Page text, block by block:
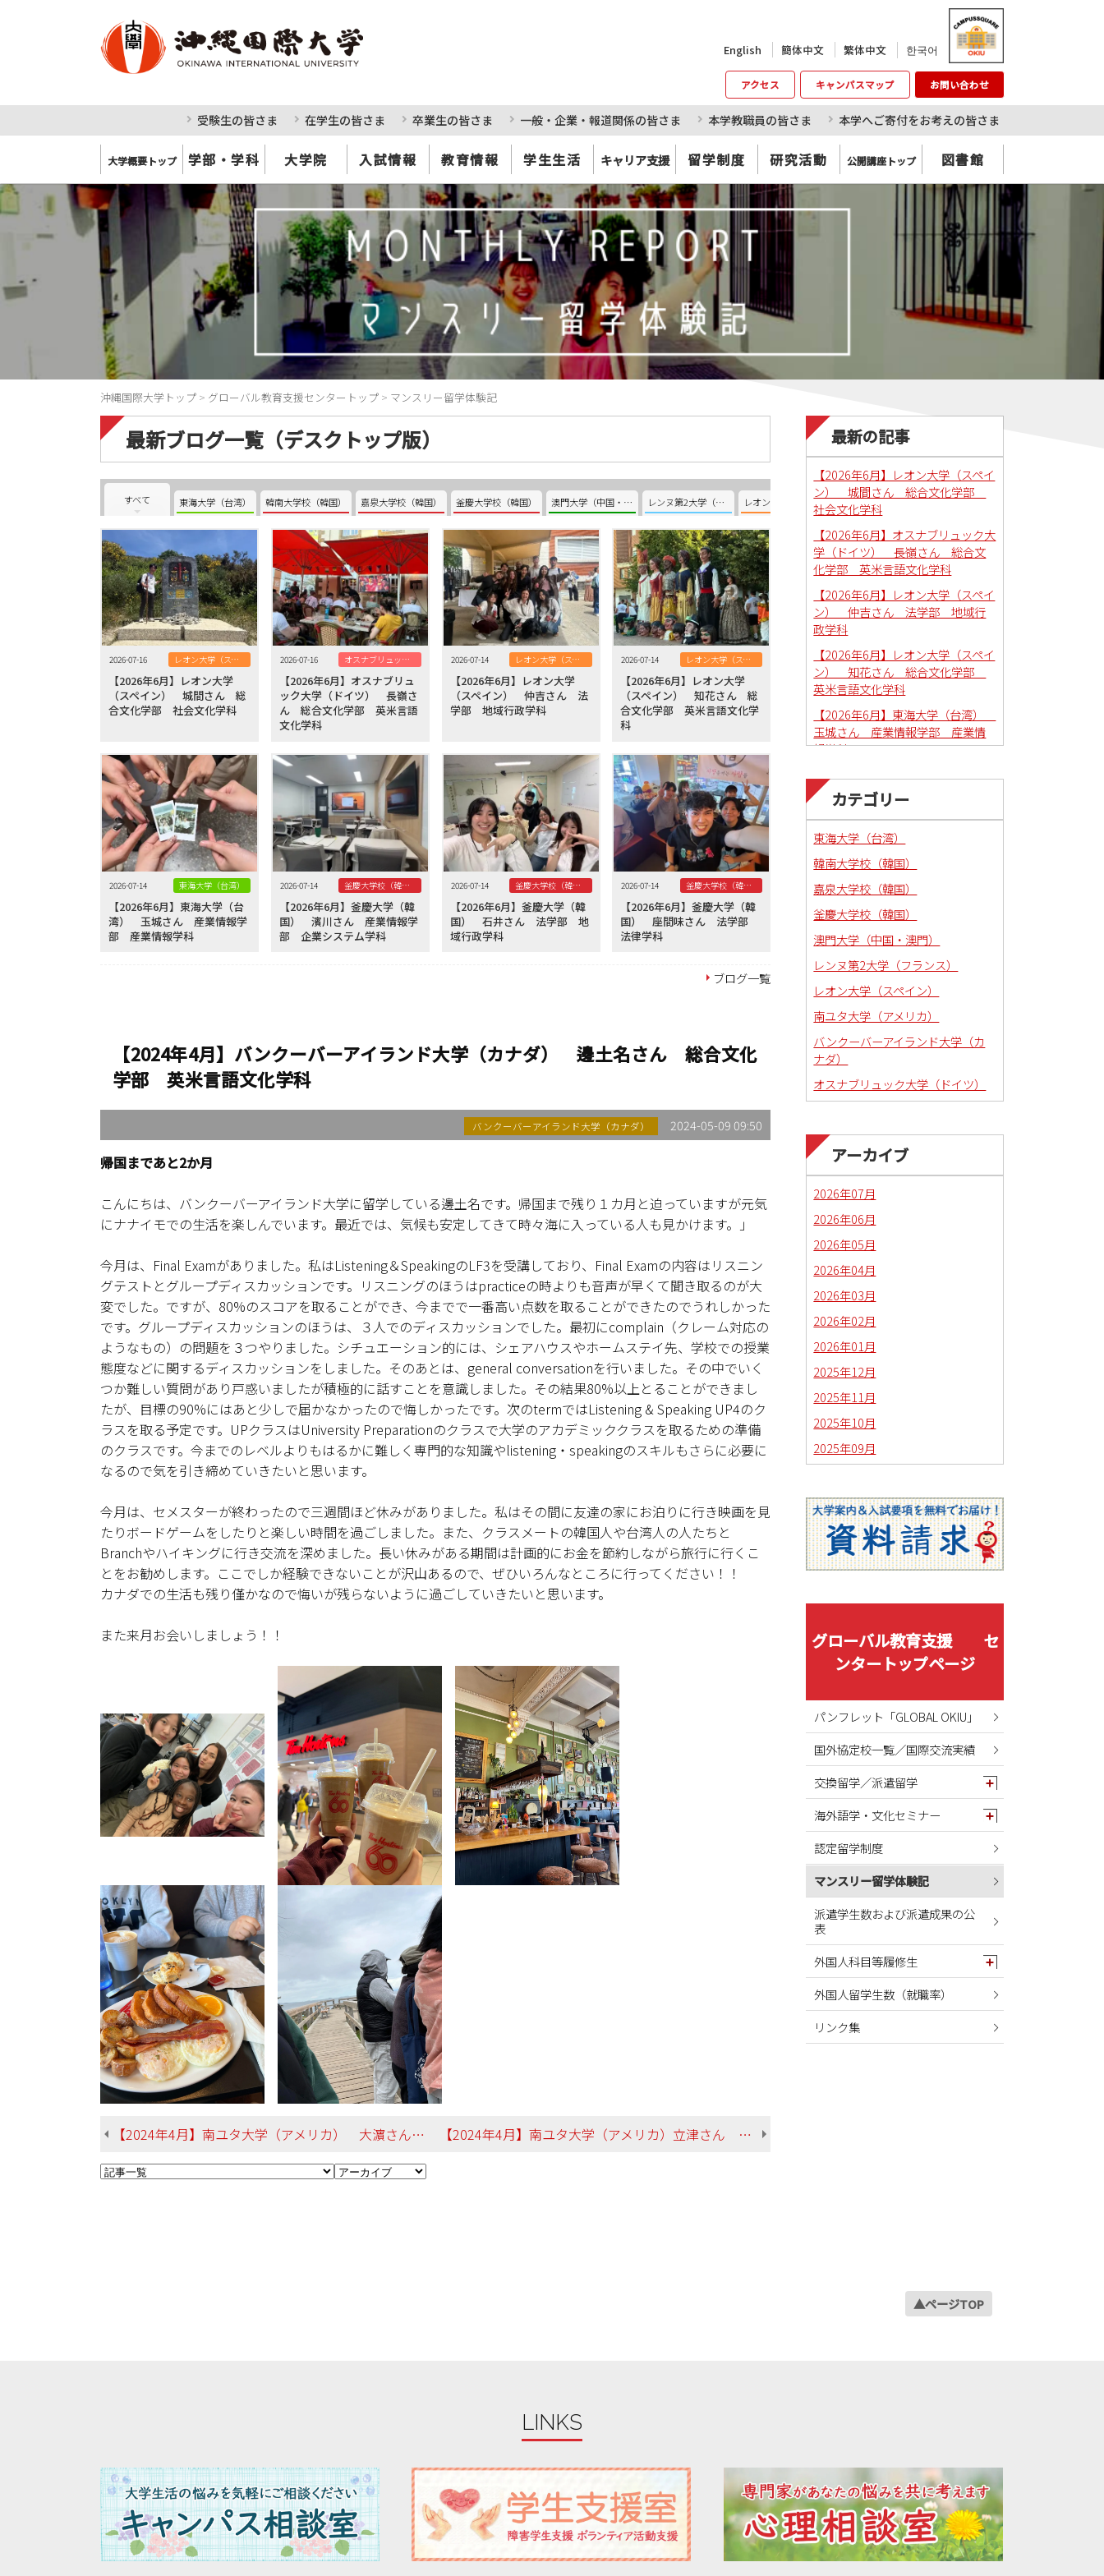
English 簡体中文 繁体中文 한국어
アクセス キャンパスマップ お問い合わせ
受験生の皆さま 在学生の皆さま 卒業生の皆さま 一般・企業・報道関係の皆さま 本学教職員の皆さま 本学へご寄付をお考えの皆さま
大学概要トップ 学部・学科 大学院 入試情報 教育情報 学生生活 キャリア支援 留学制度 研究活動 公開講座トップ 図書館
沖縄国際大学トップ > グローバル教育支援センタートップ > マンスリー留学体験記
最新ブログ一覧（デスクトップ版）
すべて 東海大学（台湾） 韓南大学校（韓国） 嘉泉大学校（韓国） 釜慶大学校（韓国） 澳門大学（中国・澳門） レンヌ第2大学（フランス） レオン大学（スペイン） オスナブリュック大学（ドイツ）
2026-07-16 レオン大学（スペイン）
【2026年6月】レオン大学
（スペイン） 城間さん 総
合文化学部 社会文化学科
2026-07-16 オスナブリュック大学（ドイツ）
【2026年6月】オスナブリュ
ック大学（ドイツ） 長嶺さ
ん 総合文化学部 英米言語
文化学科
2026-07-14 レオン大学（スペイン）
【2026年6月】レオン大学
（スペイン） 仲吉さん 法
学部 地域行政学科
2026-07-14 レオン大学（スペイン）
【2026年6月】レオン大学
（スペイン） 知花さん 総
合文化学部 英米言語文化学
科
2026-07-14 東海大学（台湾）
【2026年6月】東海大学（台
湾） 玉城さん 産業情報学
部 産業情報学科
2026-07-14 釜慶大学校（韓国）
【2026年6月】釜慶大学（韓
国） 濱川さん 産業情報学
部 企業システム学科
2026-07-14 釜慶大学校（韓国）
【2026年6月】釜慶大学（韓
国） 石井さん 法学部 地
域行政学科
2026-07-14 釜慶大学校（韓国）
【2026年6月】釜慶大学（韓
国） 座間味さん 法学部
法律学科
ブログ一覧
【2024年4月】バンクーバーアイランド大学（カナダ） 邊土名さん 総合文化
学部 英米言語文化学科
バンクーバーアイランド大学（カナダ） 2024-05-09 09:50
帰国まであと2か月
こんにちは、バンクーバーアイランド大学に留学している邊土名です。帰国まで残り１カ月と迫っていますが元気
にナナイモでの生活を楽しんでいます。最近では、気候も安定してきて時々海に入っている人も見かけます。」
今月は、Final Examがありました。私はListening＆SpeakingのLF3を受講しており、Final Examの内容はリスニン
グテストとグループディスカッションです。リスニングのほうはpracticeの時よりも音声が早くて聞き取るのが大
変でした。ですが、80%のスコアを取ることができ、今までで一番高い点数を取ることができたのでうれしかった
です。グループディスカッションのほうは、３人でのディスカッションでした。最初にcomplain（クレーム対応の
ようなもの）の問題を３つやりました。シチュエーション的には、シェアハウスやホームステイ先、学校での授業
態度などに関するディスカッションをしました。そのあとは、general conversationを行いました。その中でいく
つか難しい質問があり戸惑いましたが積極的に話すことを意識しました。その結果80%以上とることができまし
たが、目標の90%にはあと少しで届かなかったので悔しかったです。次のtermではListening & Speaking UP4のク
ラスを取る予定です。UPクラスはUniversity Preparationのクラスで大学のアカデミッククラスを取るための準備
のクラスです。今までのレベルよりもはるかに難しく専門的な知識やlistening・speakingのスキルもさらに必要に
なるので気を引き締めていきたいと思います。
今月は、セメスターが終わったので三週間ほど休みがありました。私はその間に友達の家にお泊りに行き映画を見
たりボードゲームをしたりと楽しい時間を過ごしました。また、クラスメートの韓国人や台湾人の人たちと
Branchやハイキングに行き交流を深めました。長い休みがある期間は計画的にお金を節約しながら旅行に行くこ
とをお勧めします。ここでしか経験できないことが沢山あるので、ぜひいろんなところに行ってください！！
カナダでの生活も残り僅かなので悔いが残らないように過ごしていきたいと思います。
また来月お会いしましょう！！
【2024年4月】南ユタ大学（アメリカ） 大濵さん 法学部 地域行政学科 【2024年4月】南ユタ大学（アメリカ）立津さん 総合文化学部 英米言語文化学科
最新の記事
【2026年6月】レオン大学（スペイ
ン） 城間さん 総合文化学部
社会文化学科
【2026年6月】オスナブリュック大
学（ドイツ） 長嶺さん 総合文
化学部 英米言語文化学科
【2026年6月】レオン大学（スペイ
ン） 仲吉さん 法学部 地域行
政学科
【2026年6月】レオン大学（スペイ
ン） 知花さん 総合文化学部
英米言語文化学科
【2026年6月】東海大学（台湾）
玉城さん 産業情報学部 産業情
報学科
カテゴリー
東海大学（台湾）
韓南大学校（韓国）
嘉泉大学校（韓国）
釜慶大学校（韓国）
澳門大学（中国・澳門）
レンヌ第2大学（フランス）
レオン大学（スペイン）
南ユタ大学（アメリカ）
バンクーバーアイランド大学（カ
ナダ）
オスナブリュック大学（ドイツ）
アーカイブ
2026年07月
2026年06月
2026年05月
2026年04月
2026年03月
2026年02月
2026年01月
2025年12月
2025年11月
2025年10月
2025年09月
2025年07月
2025年06月
2025年05月
2025年04月
2025年03月
2025年01月
2024年11月
2024年10月
2024年09月
2024年08月
2024年07月
2024年06月
2024年05月
2024年04月
2024年03月
2024年02月
2024年01月
2023年12月
2023年11月
2023年10月
2022年05月
2022年04月
2022年03月
2022年02月
グローバル教育支援 セ
ンタートップページ
パンフレット「GLOBAL OKIU」
国外協定校一覧／国際交流実績
交換留学／派遣留学
海外語学・文化セミナー
認定留学制度
マンスリー留学体験記
派遣学生数および派遣成果の公
表
外国人科目等履修生
外国人留学生数（就職率）
リンク集
▲ページTOP
LINKS